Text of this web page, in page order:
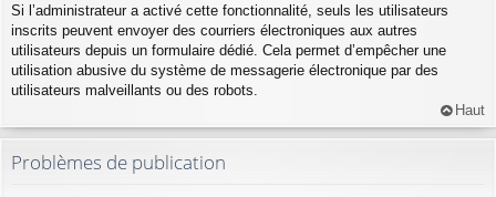
Si l’administrateur a activé cette fonctionnalité, seuls les utilisateurs
inscrits peuvent envoyer des courriers électroniques aux autres
utilisateurs depuis un formulaire dédié. Cela permet d’empêcher une
utilisation abusive du système de messagerie électronique par des
utilisateurs malveillants ou des robots.
Haut
Problèmes de publication